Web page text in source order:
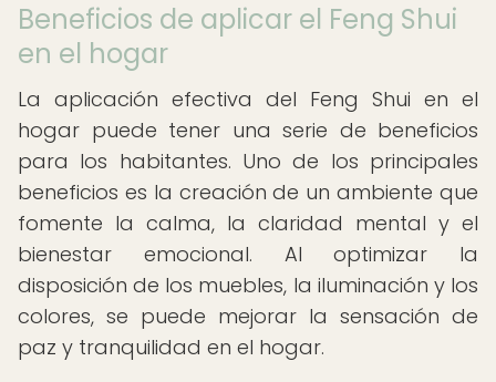
Beneficios de aplicar el Feng Shui
en el hogar
La aplicación efectiva del Feng Shui en el
hogar puede tener una serie de beneficios
para los habitantes. Uno de los principales
beneficios es la creación de un ambiente que
fomente la calma, la claridad mental y el
bienestar emocional. Al optimizar la
disposición de los muebles, la iluminación y los
colores, se puede mejorar la sensación de
paz y tranquilidad en el hogar.